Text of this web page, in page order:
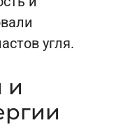
угля.
и